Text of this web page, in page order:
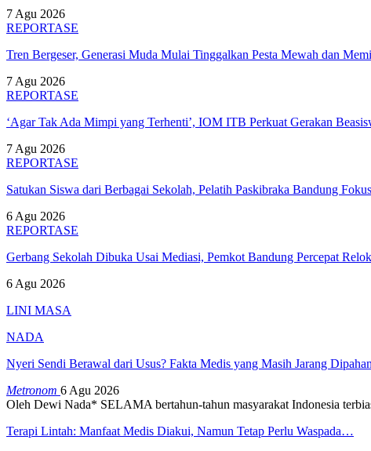
7 Agu 2026
REPORTASE
Tren Bergeser, Generasi Muda Mulai Tinggalkan Pesta Mewah dan
7 Agu 2026
REPORTASE
‘Agar Tak Ada Mimpi yang Terhenti’, IOM ITB Perkuat Gerakan
7 Agu 2026
REPORTASE
Satukan Siswa dari Berbagai Sekolah, Pelatih Paskibraka Bandung
6 Agu 2026
REPORTASE
Gerbang Sekolah Dibuka Usai Mediasi, Pemkot Bandung Percepat
6 Agu 2026
LINI MASA
NADA
Nyeri Sendi Berawal dari Usus? Fakta Medis yang Masih Jarang
Metronom 6 Agu 2026
Oleh Dewi Nada* SELAMA bertahun-tahun masyarakat Indonesia
Terapi Lintah: Manfaat Medis Diakui, Namun Tetap Perlu Waspada…